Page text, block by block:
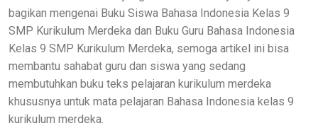
bagikan mengenai Buku Siswa Bahasa Indonesia Kelas 9
SMP Kurikulum Merdeka dan Buku Guru Bahasa Indonesia
Kelas 9 SMP Kurikulum Merdeka, semoga artikel ini bisa
membantu sahabat guru dan siswa yang sedang
membutuhkan buku teks pelajaran kurikulum merdeka
khususnya untuk mata pelajaran Bahasa Indonesia kelas 9
kurikulum merdeka.